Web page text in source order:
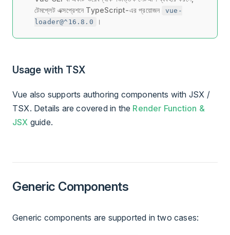
টেমপ্লেট এক্সপ্রেশনে TypeScript-এর প্রয়োজন
vue-
loader@^16.8.0
।
Usage with TSX
Vue also supports authoring components with JSX /
TSX. Details are covered in the Render Function &
JSX guide.
Generic Components
Generic components are supported in two cases: